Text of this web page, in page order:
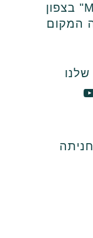
סלון יופי "Marina Kogan" בצפון
המקום